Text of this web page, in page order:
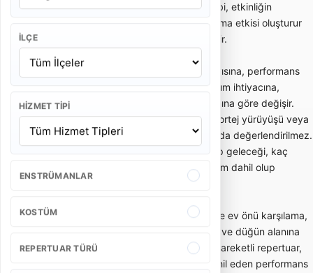
İLÇE
HIZMET TIPI
ENSTRÜMANLAR
KOSTÜM
REPERTUAR TÜRÜ
enstrümanlardan oluşabilir. Bando ekibi, etkinliğin
başlangıcında dikkat çekici bir karşılama etkisi oluşturur
ve kalabalığın enerjisini hızlıca yükseltir.
Bando takımı fiyatları; ekipteki kişi sayısına, performans
süresine, etkinlik yerine, şehir dışı ulaşım ihtiyacına,
kostüm tercihine ve repertuar kapsamına göre değişir.
Kısa gelin alma performansı ile uzun kortej yürüyüşü veya
kurumsal açılış programı aynı kapsamda değerlendirilmez.
Bu yüzden teklif alırken kaç kişilik ekip geleceği, kaç
dakika performans yapılacağı ve ulaşım dahil olup
olmadığı netleştirilmelidir.
Gelin alma ve düğün bandosu, özellikle ev önü karşılama,
gelin çıkarma, konvoy öncesi eğlence ve düğün alanına
enerjik giriş gibi anlarda tercih edilir. Hareketli repertuar,
oyun havaları ve davetlileri sürece dahil eden performans